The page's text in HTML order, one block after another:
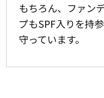
もちろん、ファン
プもSPF入りを持
守っています。